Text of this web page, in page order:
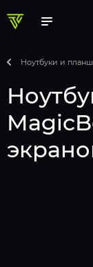
Ноутбуки и